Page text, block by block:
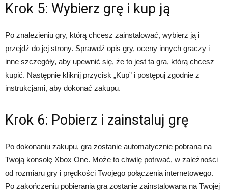
Krok 5: Wybierz grę i kup ją
Po znalezieniu gry, którą chcesz zainstalować, wybierz ją i
przejdź do jej strony. Sprawdź opis gry, oceny innych graczy i
inne szczegóły, aby upewnić się, że to jest ta gra, którą chcesz
kupić. Następnie kliknij przycisk „Kup” i postępuj zgodnie z
instrukcjami, aby dokonać zakupu.
Krok 6: Pobierz i zainstaluj grę
Po dokonaniu zakupu, gra zostanie automatycznie pobrana na
Twoją konsolę Xbox One. Może to chwilę potrwać, w zależności
od rozmiaru gry i prędkości Twojego połączenia internetowego.
Po zakończeniu pobierania gra zostanie zainstalowana na Twojej